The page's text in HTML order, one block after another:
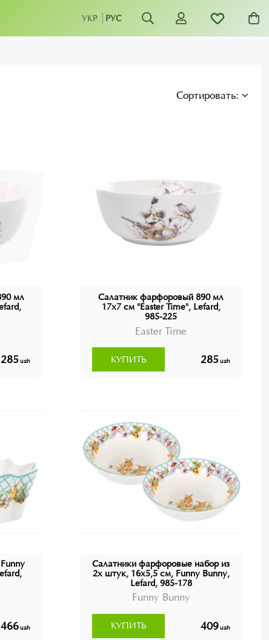
УКР РУС
Сортировать:
мл
285uah
Салатник фарфоровый 890 мл
17x7 см "Easter Time", Lefard,
985-225
Easter Time
285uah
КУПИТЬ
466uah
Салатники фарфоровые набор из
2х штук, 16x5,5 см, Funny Bunny,
Lefard, 985-178
Funny Bunny
409uah
КУПИТЬ